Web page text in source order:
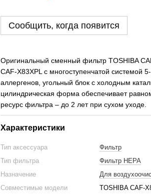
Сообщить, когда появится
Оригинальный сменный фильтр TOSHIBA
CAF-X83XPL с многоступенчатой системой
аллергенов, угольный блок с холодным
цилиндрическая форма обеспечивает
ресурс фильтра – до 2 лет при сухом уходе.
Характеристики
Тип аксессуара
Фильтр
Тип фильтра
Фильтр НЕРА
Назначение
Для
Совместимые модели
TOSHIBA CAF-